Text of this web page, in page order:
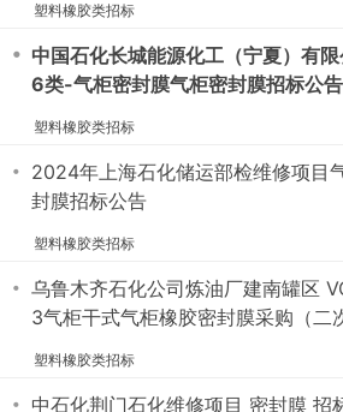
塑料橡胶类招标
・ 中国石化长城能源化工（宁夏）有
6类-气柜密封膜气柜密封膜招标公告
塑料橡胶类招标
・ 2024年上海石化储运部检维修项目
封膜招标公告
塑料橡胶类招标
・ 乌鲁木齐石化公司炼油厂建南罐区
3气柜干式气柜橡胶密封膜采购（二
塑料橡胶类招标
中石化荆门石化维修项目 密封膜 招